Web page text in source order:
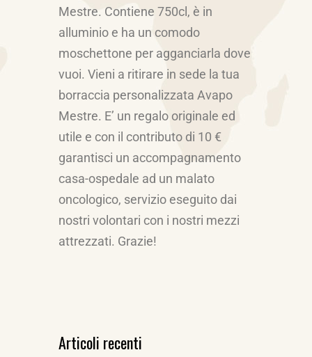
Mestre. Contiene 750cl, è in
alluminio e ha un comodo
moschettone per agganciarla dove
vuoi. Vieni a ritirare in sede la tua
borraccia personalizzata Avapo
Mestre. E’ un regalo originale ed
utile e con il contributo di 10 €
garantisci un accompagnamento
casa-ospedale ad un malato
oncologico, servizio eseguito dai
nostri volontari con i nostri mezzi
attrezzati. Grazie!
Articoli recenti